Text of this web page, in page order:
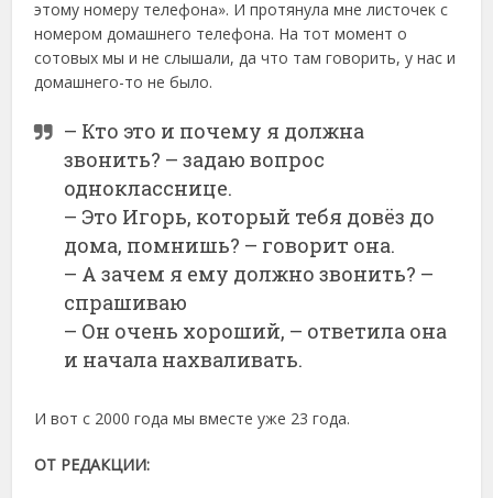
этому номеру телефона». И протянула мне листочек с
номером домашнего телефона. На тот момент о
сотовых мы и не слышали, да что там говорить, у нас и
домашнего-то не было.
– Кто это и почему я должна
звонить? – задаю вопрос
однокласснице.
– Это Игорь, который тебя довёз до
дома, помнишь? – говорит она.
– А зачем я ему должно звонить? –
спрашиваю
– Он очень хороший, – ответила она
и начала нахваливать.
И вот с 2000 года мы вместе уже 23 года.
ОТ РЕДАКЦИИ: